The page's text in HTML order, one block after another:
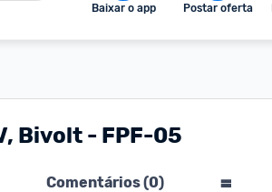
Baixar o app Postar oferta
Bivolt - FPF-05
Comentários (0)